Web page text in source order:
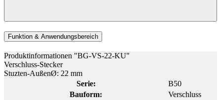
Funktion & Anwendungsbereich
Produktinformationen "BG-VS-22-KU"
Verschluss-Stecker
Stuzten-AußenØ: 22 mm
Serie:
B50
Bauform:
Verschluss